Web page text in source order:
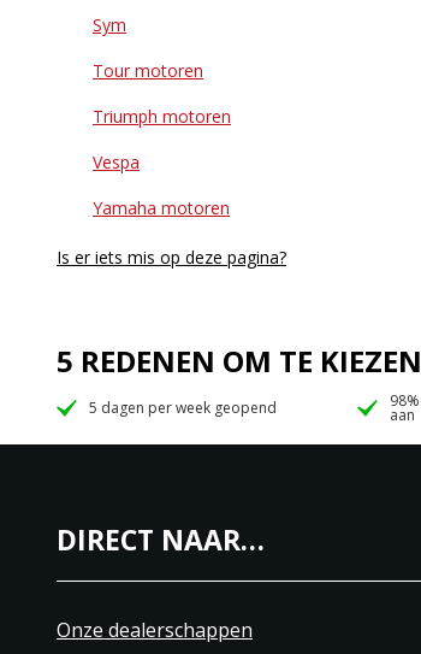
Sym
Tour motoren
Triumph motoren
Vespa
Yamaha motoren
Is er iets mis op deze pagina?
5 REDENEN OM TE
5 dagen per week geopend aan
DIRECT NAAR…
Onze dealerschappen